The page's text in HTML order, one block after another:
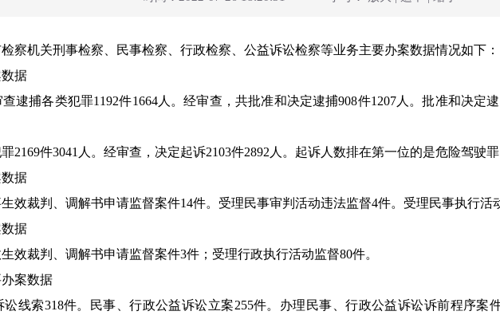
察机关刑事检察、民事检察、行政检察、公益诉讼检察等业务主要办案数据情况如下：
据
逮捕各类犯罪1192件1664人。经审查，共批准和决定逮捕908件1207人。批准和决定
2169件3041人。经审查，决定起诉2103件2892人。起诉人数排在第一位的是危险驾驶罪
据
效裁判、调解书申请监督案件14件。受理民事审判活动违法监督4件。受理民事执行活
据
效裁判、调解书申请监督案件3件；受理行政执行活动监督80件。
案数据
线索318件。民事、行政公益诉讼立案255件。办理民事、行政公益诉讼诉前程序案